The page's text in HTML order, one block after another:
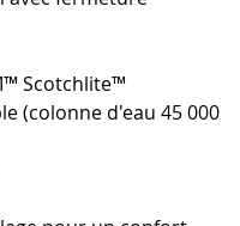
Scotchlite™
(colonne d'eau 45 000